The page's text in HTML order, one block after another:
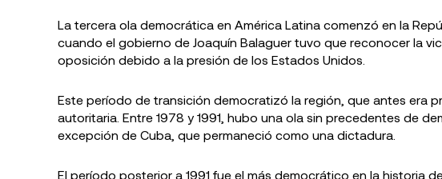
La tercera ola democrática en América Latina comenzó en la
cuando el gobierno de Joaquín Balaguer tuvo que reconocer la
oposición debido a la presión de los Estados Unidos.
Este período de transición democratizó la región, que antes era
autoritaria. Entre 1978 y 1991, hubo una ola sin precedentes de
excepción de Cuba, que permaneció como una dictadura.
El período posterior a 1991 fue el más democrático en la historia